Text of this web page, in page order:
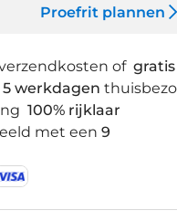
Proefrit plannen
of
werkdagen
100% rijklaar
met een 9